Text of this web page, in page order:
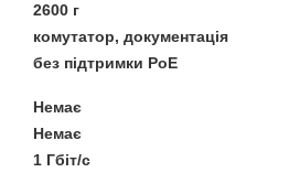
2600 г
комутатор, документація
без підтримки PoE
Немає
Немає
1 Гбіт/с